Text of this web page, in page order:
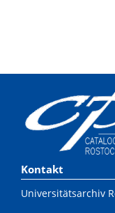
Kontakt
Universitätsarchiv